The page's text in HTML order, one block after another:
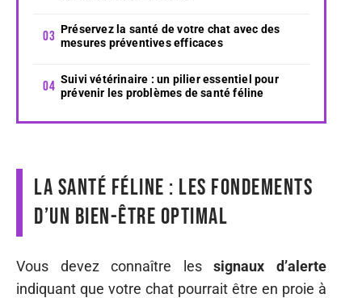
Préservez la santé de votre chat avec des
mesures préventives efficaces
Suivi vétérinaire : un pilier essentiel pour
prévenir les problèmes de santé féline
La santé féline : les fondements
d’un bien-être optimal
Vous devez connaître lessignaux d’alerte
indiquant que votre chat pourrait être en proie à